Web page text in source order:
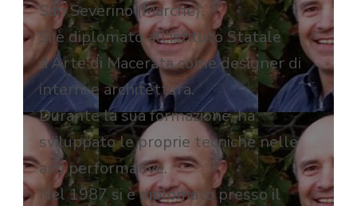
San Severino (Marche).
Si è diplomato all’Istituto Statale
d’Arte di Macerata come designer di
interni e architettura.
Durante la sua formazione, ha
sviluppato le proprie tecniche nelle
arti performative.
Nel 1987 si è diplomato presso il